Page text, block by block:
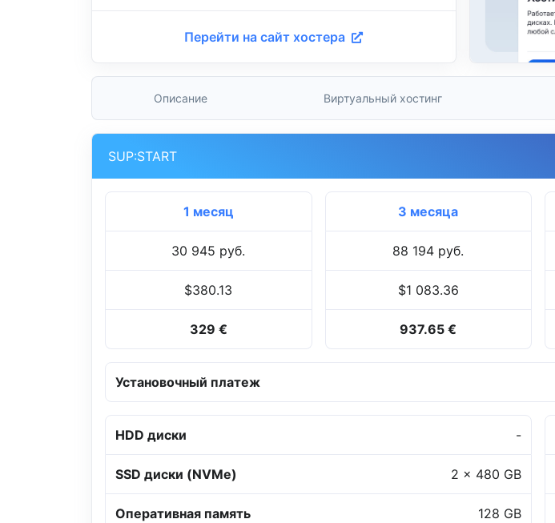
Перейти на сайт хостера
Описание Виртуальный хостинг
SUP:START
1 месяц
30 945 руб.
$380.13
329 €
3 месяца
88 194 руб.
$1 083.36
937.65 €
Установочный платеж
HDD диски -
SSD диски (NVMe) 2 x 480 GB
Оперативная память 128 GB